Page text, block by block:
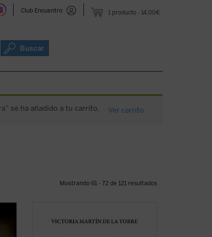
1 producto 14,00€
Club Encuentro
Buscar
se ha añadido a tu carrito. Ver carrito
Mostrando 61 - 72 de 121 resultados
este relato de no ficción recrea la década